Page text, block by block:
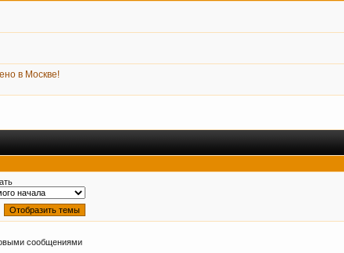
в Москве!
сообщениями